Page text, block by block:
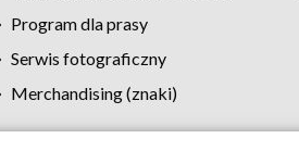
Program dla prasy
Serwis fotograficzny
Merchandising (znaki)